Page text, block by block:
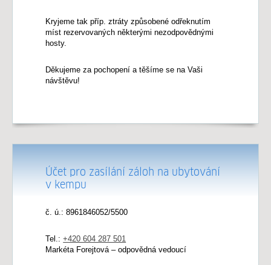
Kryjeme tak příp. ztráty způsobené odřeknutím
míst rezervovaných některými nezodpovědnými
hosty.
Děkujeme za pochopení a těšíme se na Vaši
návštěvu!
Účet pro zasílání záloh na ubytování
v kempu
č. ú.: 8961846052/5500
Tel.:+420 604 287 501
Markéta Forejtová – odpovědná vedoucí